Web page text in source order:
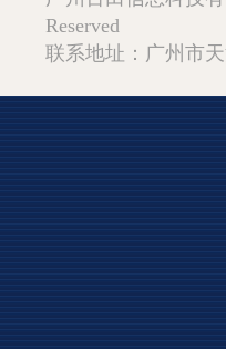
Reserved
联系地址：广州市